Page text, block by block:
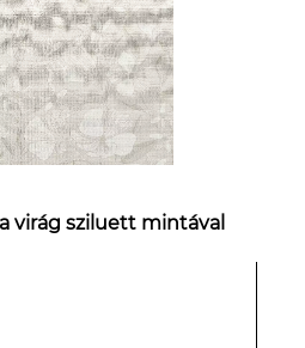
virág sziluett mintával